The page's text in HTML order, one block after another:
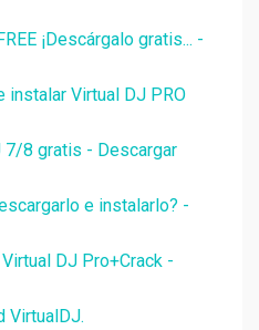
¡Descárgalo gratis... -
instalar Virtual DJ PRO
7/8 gratis - Descargar
e instalarlo? -
DJ Pro+Crack -
VirtualDJ.